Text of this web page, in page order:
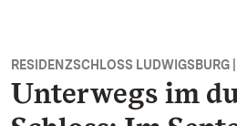
RESIDENZSCHLOSS LUDWIGSBURG
Unterwegs im